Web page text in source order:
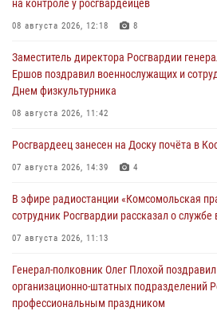
на контроле у росгвардейцев
08 августа 2026, 12:18 8
Заместитель директора Росгвардии
Ершов поздравил военнослужащих и
Днем физкультурника
08 августа 2026, 11:42
Росгвардеец занесен на Доску почёта в
07 августа 2026, 14:39 4
В эфире радиостанции «Комсомольская
сотрудник Росгвардии рассказал о службе
07 августа 2026, 11:13
Генерал-полковник Олег Плохой
организационно-штатных подразделений
профессиональным праздником